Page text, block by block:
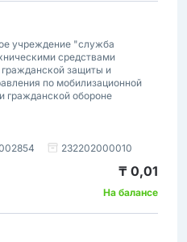
учреждение "служба
средствами
гражданской защиты и
по мобилизационной
гражданской обороне
232202000010
₸ 0,01
На балансе